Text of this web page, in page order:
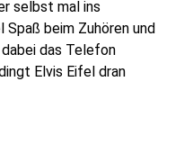
selbst mal ins
beim Zuhören und
das Telefon
Elvis Eifel dran